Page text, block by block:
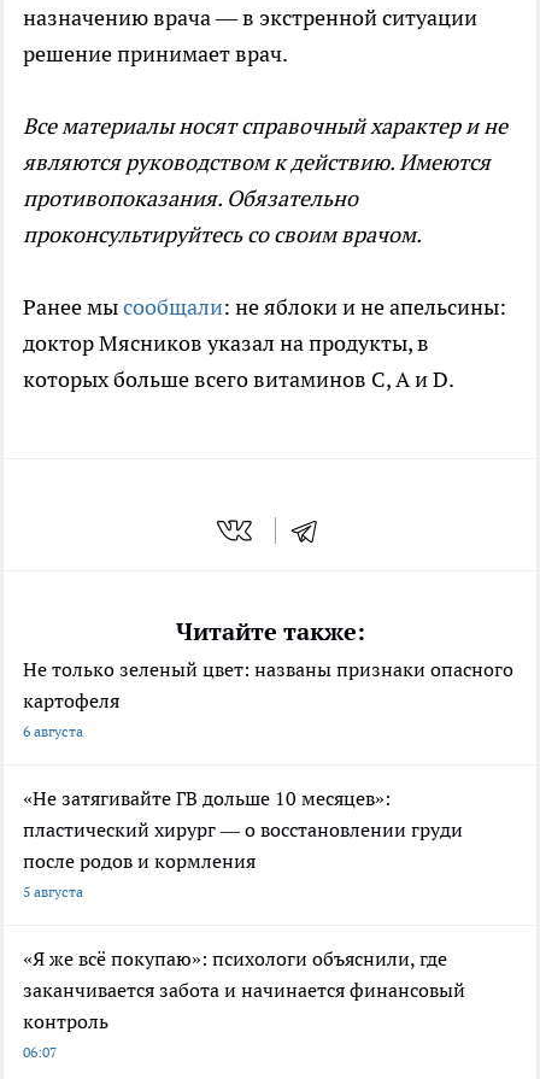
назначению врача — в экстренной ситуации
решение принимает врач.
Все материалы носят справочный характер и не
являются руководством к действию. Имеются
противопоказания. Обязательно
проконсультируйтесь со своим врачом.
Ранее мысообщали: не яблоки и не апельсины:
доктор Мясников указал на продукты, в
которых больше всего витаминов С, А и D.
Читайте также:
Не только зеленый цвет: названы признаки опасного
картофеля
6 августа
«Не затягивайте ГВ дольше 10 месяцев»:
пластический хирург — о восстановлении груди
после родов и кормления
5 августа
«Я же всё покупаю»: психологи объяснили, где
заканчивается забота и начинается финансовый
контроль
06:07